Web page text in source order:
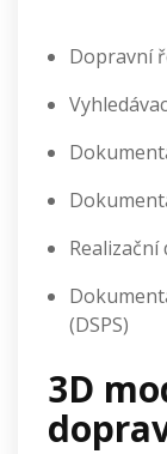
Dopravní
Realizační
(DSPS)
3D